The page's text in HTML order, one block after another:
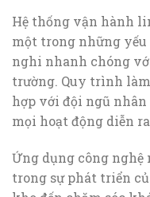
Hệ thống vận hành
một trong những
nghi nhanh chóng
trường. Quy trình
hợp với đội ngũ
mọi hoạt động diễn
Ứng dụng công nghệ
trong sự phát triển